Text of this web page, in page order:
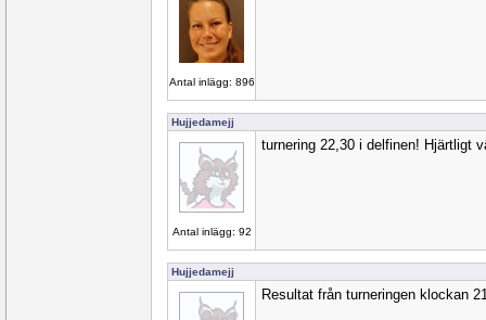
Antal inlägg: 896
Hujjedamejj
Antal inlägg: 92
turnering 22,30 i delfinen! Hjärtligt
Hujjedamejj
Resultat från turneringen klockan